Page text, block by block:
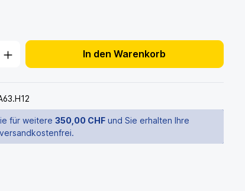
In den Warenkorb
für weitere350,00 CHF und Sie erhalten Ihre